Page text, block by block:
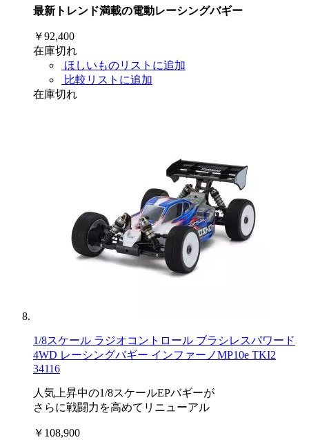
最新トレンド満載の電動レーシングバギー
￥92,400
在庫切れ
ほしいものリストに追加
比較リストに追加
在庫切れ
1/8スケール ラジオコントロール ブラシレスパワード
4WD レーシングバギー インファーノMP10e TKI2
34116
人気上昇中の1/8スケールEPバギーが
さらに戦闘力を高めてリニューアル
￥108,900